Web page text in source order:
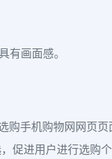
有画面感。
购手机购物网网页
促进用户进行选购